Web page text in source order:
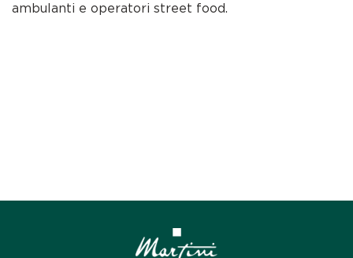
ambulanti e operatori street food.